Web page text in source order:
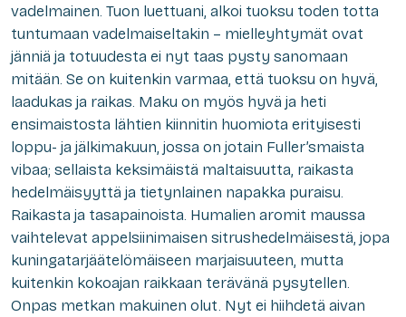
vadelmainen. Tuon luettuani, alkoi tuoksu toden totta
tuntumaan vadelmaiseltakin – mielleyhtymät ovat
jänniä ja totuudesta ei nyt taas pysty sanomaan
mitään. Se on kuitenkin varmaa, että tuoksu on hyvä,
laadukas ja raikas. Maku on myös hyvä ja heti
ensimaistosta lähtien kiinnitin huomiota erityisesti
loppu- ja jälkimakuun, jossa on jotain Fuller’smaista
vibaa; sellaista keksimäistä maltaisuutta, raikasta
hedelmäisyyttä ja tietynlainen napakka puraisu.
Raikasta ja tasapainoista. Humalien aromit maussa
vaihtelevat appelsiinimaisen sitrushedelmäisestä, jopa
kuningatarjäätelömäiseen marjaisuuteen, mutta
kuitenkin kokoajan raikkaan terävänä pysytellen.
Onpas metkan makuinen olut. Nyt ei hiihdetä aivan